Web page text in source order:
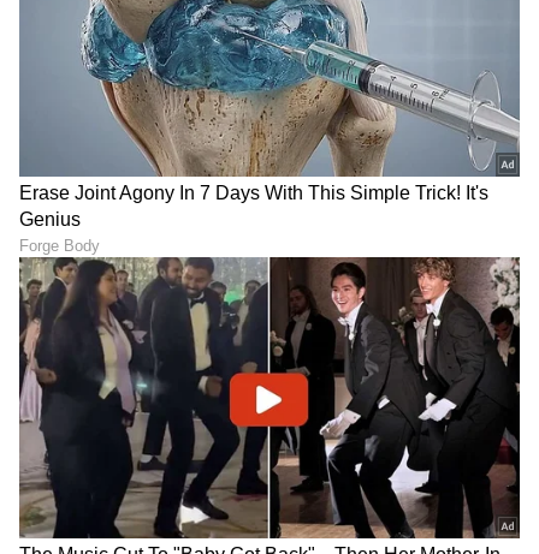
ಕನಕೋತ್ಸವದಲ್ಲಿ ರಿಷಬ್ ಶೆಟ್ಟಿ | Rishab
Shetty speech | Suvarna News
ಶೇ.50 ರಿಂದ ಶೇ.18 ಕ್ಕೆ TAX ಇಳಿಕೆ: ಮೋದಿ-
ಟ್ರಂಪ್ ಐತಿಹಾಸಿಕ ಒಪ್ಪಂದ | India US
Trade Deal | Party Rounds